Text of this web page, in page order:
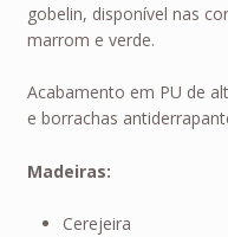
gobelin, disponível nas
marrom e verde.
Acabamento em PU de
e borrachas
Madeiras:
Cerejeira